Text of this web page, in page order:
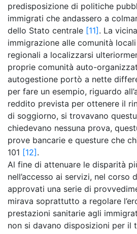
predisposizione di politiche
immigrati che andassero a
dello Stato centrale [11]. La
immigrazione alle comunità
regionali a localizzarsi
proprie comunità auto-
autogestione portò a nette
per fare un esempio, riguardo
reddito prevista per ottenere il
di soggiorno, si trovavano
chiedevano nessuna prova,
prove bancarie e questure che
101 [12].
Al fine di attenuare le disparità
nell’accesso ai servizi, nel corso
approvati una serie di
mirava soprattutto a regolare
prestazioni sanitarie agli
non si davano disposizioni per il